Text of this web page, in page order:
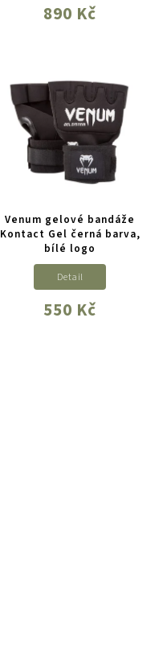
890 Kč
Venum gelové bandáže
Kontact Gel černá barva,
bílé logo
550 Kč
Detail